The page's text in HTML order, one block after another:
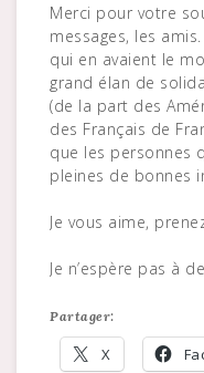
Merci pour votre
messages, les
qui en avaient le
grand élan de
(de la part des
des Français de
que les personnes
pleines de bonnes
Je vous aime,
Je n’espère pas à
Partager:
X